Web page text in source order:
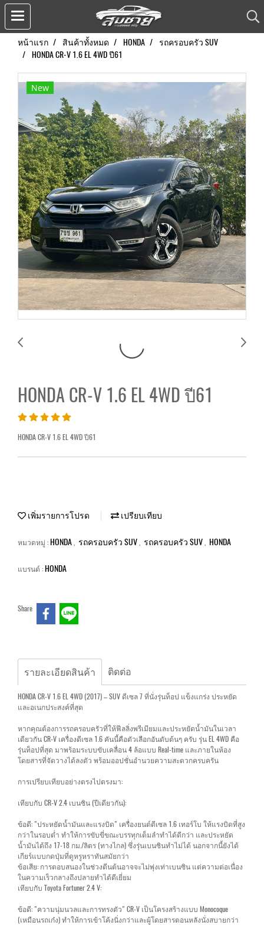
หน้าแรก สินค้าทั้งหมด HONDA
รถครอบครัว SUV
HONDA CR-V 1.6 EL 4WD ปี61
New
HONDA CR-V 1.6 EL 4WD ปี61
HONDA CR-V 1.6 EL 4WD ปี61
เพิ่มรายการโปรด เปรียบเทียบ
หมวดหมู่ :HONDA รถครอบครัว SUV รถครอบครัว SUV HONDA
แบรนด์ :HONDA
Share
รายละเอียดสินค้า ติดต่อ
HONDA CR-V 1.6 EL 4WD (2017) – SUV ดีเซล 7 ที่นั่งรุ่นท็อป แข็งแกร่ง ประหยัด
และอเนกประสงค์ที่สุด
หากคุณต้องการรถครอบครัวที่ให้ฟีลลิ่งพรีเมียมและประหยัดน้ำมันในเวลา
เดียวกัน CR-V เครื่องดีเซล 1.6 คันนี้คือตัวเลือกอันดับต้นๆ ครับ รุ่น EL 4WD คือ
รุ่นท็อปที่สุด มาพร้อมระบบขับเคลื่อน 4 ล้อแบบ Real-time และภายในห้อง
โดยสารที่จัดวางได้ลงตัว พร้อมออปชั่นอำนวยความสะดวกครบครัน
การเปรียบเทียบอย่างตรงไปตรงมา:
เทียบกับ CR-V 2.4 เบนซิน (ปีเดียวกัน):
ข้อดี: "ประหยัดน้ำมันและแรงบิด" เครื่องยนต์ดีเซล 1.6 เทอร์โบ ให้แรงบิดที่สูง
กว่าในรอบต่ำ ทำให้การขับขี่ขณะบรรทุกเต็มลำทำได้ดีกว่า และประหยัด
น้ำมันได้ถึง 17-18 กม./ลิตร (ทางไกล) ซึ่งรุ่นเบนซินทำไม่ได้ นอกจากนี้ยังได้
เกียร์แบบกดปุ่มที่ดูหรูหราทันสมัยกว่า
ข้อเสีย: การตอบสนองในช่วงตีนต้นอาจจะไม่พุ่งเท่าเบนซิน แต่ความต่อเนื่อง
ในความเร็วกลางถึงปลายทำได้ดีเยี่ยม
เทียบกับ Toyota Fortuner 2.4 V:
ข้อดี: "ความนุ่มนวลและการทรงตัว" CR-V เป็นโครงสร้างแบบ Monocoque
(เหมือนรถเก๋ง) ทำให้การเข้าโค้งนิ่งกว่าและผู้โดยสารตอนหลังนั่งสบายกว่า